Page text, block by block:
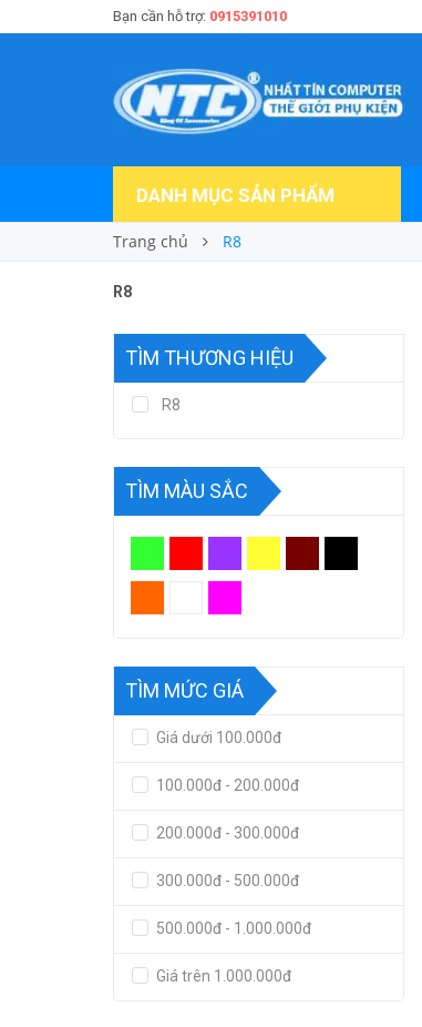
Bạn cần hỗ trợ: 0915391010
DANH MỤC SẢN PHẨM
Trang chủ R8
R8
TÌM THƯƠNG HIỆU
R8
TÌM MÀU SẮC
TÌM MỨC GIÁ
Giá dưới 100.000đ
100.000đ - 200.000đ
200.000đ - 300.000đ
300.000đ - 500.000đ
500.000đ - 1.000.000đ
Giá trên 1.000.000đ